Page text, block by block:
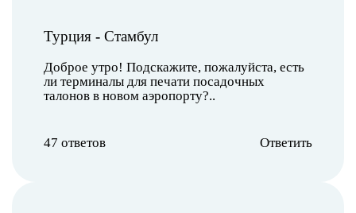
Турция - Стамбул
Доброе утро! Подскажите, пожалуйста, есть
ли терминалы для печати посадочных
талонов в новом аэропорту?..
47 ответов Ответить